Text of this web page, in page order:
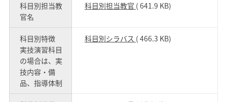
科目別担当教
官名
科目別担当教官 ( 641.9 KB)
科目別特徴
実技演習科目
の場合は、実
技内容・備
品、指導体制
科目別シラバス ( 466.3 KB)